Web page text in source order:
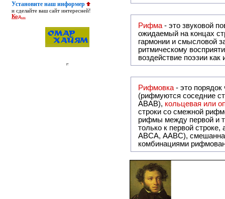
Установите наш информер
и сделайте ваш сайт интересней!
Код...
Рифма - это звуковой повтор, традиционно используемый в поэзии и, как
ожидаемый на концах
гармонии и смысловой
ритмическому
воздействие поэзии
Рифмовка - это
(рифмуются соседние
ABAB), кольцевая или
строки со смежной
рифмы между первой и
только к первой
ABCA, AABC), смешанная или вольная рифмовка (рифмовка в сложных строфах с различными
комбинациями